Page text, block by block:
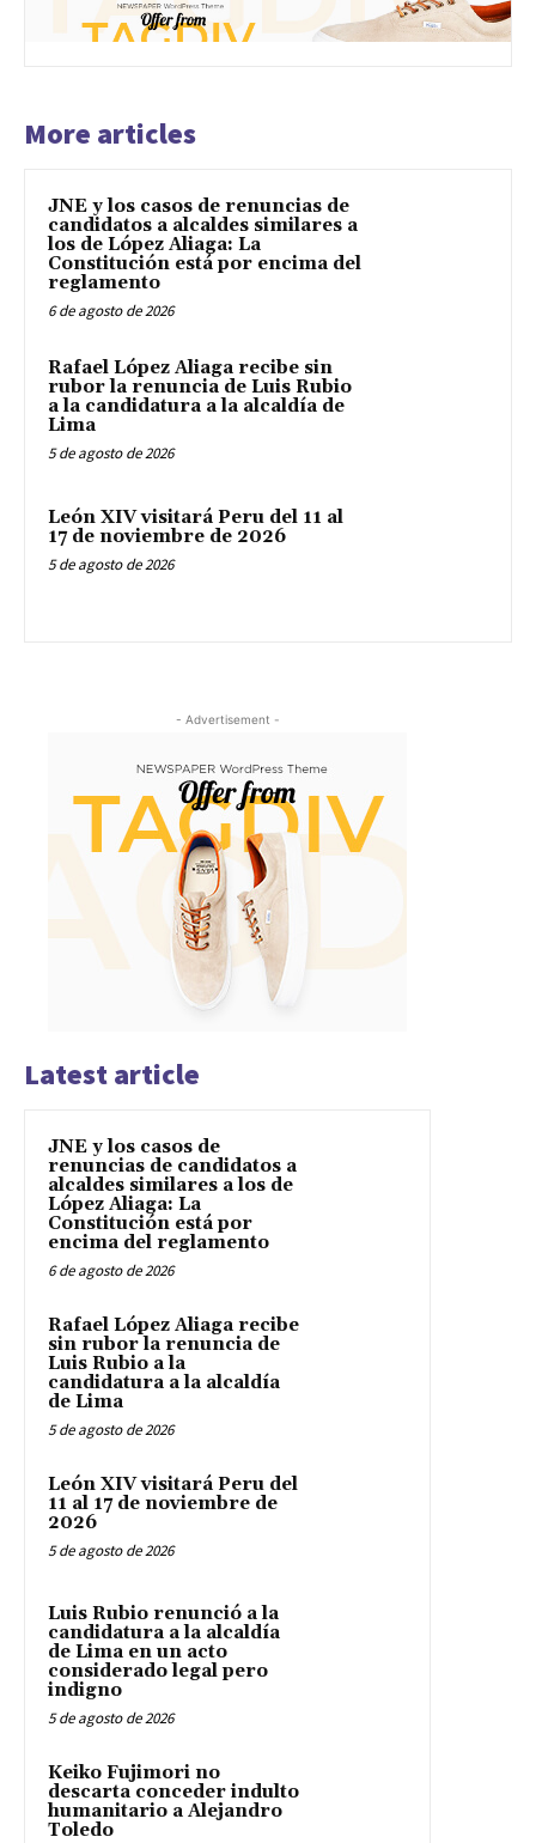
More articles
JNE y los casos de renuncias de
candidatos a alcaldes similares a
los de López Aliaga: La
Constitución está por encima del
reglamento
6 de agosto de 2026
Rafael López Aliaga recibe sin
rubor la renuncia de Luis Rubio
a la candidatura a la alcaldía de
Lima
5 de agosto de 2026
León XIV visitará Peru del 11 al
17 de noviembre de 2026
5 de agosto de 2026
- Advertisement -
Latest article
JNE y los casos de
renuncias de candidatos a
alcaldes similares a los de
López Aliaga: La
Constitución está por
encima del reglamento
6 de agosto de 2026
Rafael López Aliaga recibe
sin rubor la renuncia de
Luis Rubio a la
candidatura a la alcaldía
de Lima
5 de agosto de 2026
León XIV visitará Peru del
11 al 17 de noviembre de
2026
5 de agosto de 2026
Luis Rubio renunció a la
candidatura a la alcaldía
de Lima en un acto
considerado legal pero
indigno
5 de agosto de 2026
Keiko Fujimori no
descarta conceder indulto
humanitario a Alejandro
Toledo